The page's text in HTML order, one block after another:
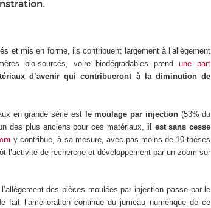
et mis en forme, ils contribuent largement à l’allègement
bio-sourcés, voire biodégradables prendune part
d’avenir qui contribueront à la diminution de
en grande série est le moulage par injection(53% du
des plus anciens pour ces matériaux,
il est sans cesse
y contribue, à sa mesure, avec pas moins de 10 thèses
l’activité de recherche et développement par un zoom sur
des pièces moulées par injection passe par le
fait l’amélioration continue du jumeau numérique de ce